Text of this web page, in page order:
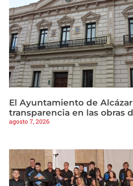
El Ayuntamiento de
transparencia en las obras
agosto 7, 2026